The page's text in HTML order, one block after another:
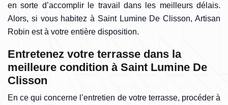
en sorte d’accomplir le travail dans les meilleurs délais.
Alors, si vous habitez à Saint Lumine De Clisson, Artisan
Robin est à votre entière disposition.
Entretenez votre terrasse dans la
meilleure condition à Saint Lumine De
Clisson
En ce qui concerne l’entretien de votre terrasse, procéder à